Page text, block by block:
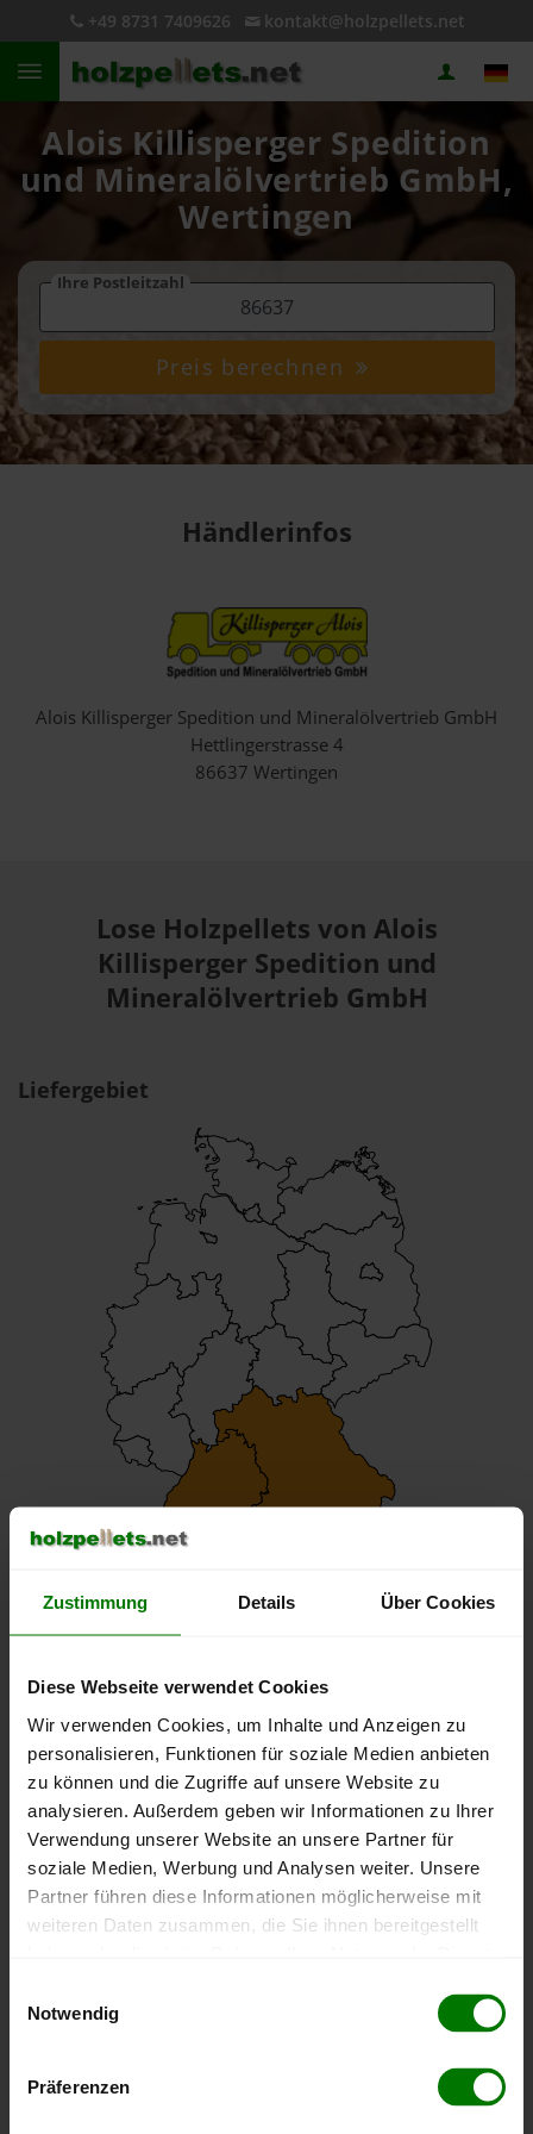
Zustimmung Details Über Cookies
Diese Webseite verwendet Cookies
Wir verwenden Cookies, um Inhalte und Anzeigen zu
personalisieren, Funktionen für soziale Medien anbieten
zu können und die Zugriffe auf unsere Website zu
analysieren. Außerdem geben wir Informationen zu Ihrer
Verwendung unserer Website an unsere Partner für
soziale Medien, Werbung und Analysen weiter. Unsere
Partner führen diese Informationen möglicherweise mit
weiteren Daten zusammen, die Sie ihnen bereitgestellt
Notwendig
Präferenzen
+49 8731 7409626 kontakt@holzpellets.net
Alois Killisperger Spedition
und Mineralölvertrieb GmbH,
Wertingen
Ihre Postleitzahl
Preis berechnen
Händlerinfos
Alois Killisperger Spedition und Mineralölvertrieb GmbH
Hettlingerstrasse 4
86637 Wertingen
Lose Holzpellets von Alois
Killisperger Spedition und
Mineralölvertrieb GmbH
Liefergebiet
Pellets-Qualität
ENplus-A1
Zahlungsarten
Bankeinzug Barzahlung EC-Karte
Finanzierung
Durchschnittliche Lieferfrist
Extra-Optionen
Expresslieferung